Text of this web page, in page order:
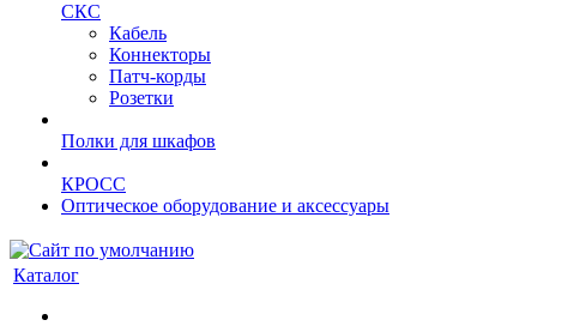
СКС
Кабель
Коннекторы
Патч-корды
Розетки
Полки для шкафов
КРОСС
Оптическое оборудование и аксессуары
Каталог